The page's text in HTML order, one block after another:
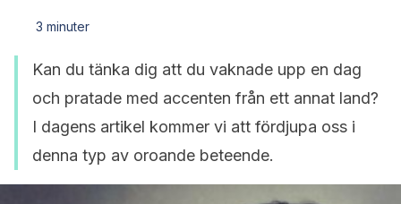
3 minuter
Kan du tänka dig att du vaknade upp en dag
och pratade med accenten från ett annat land?
I dagens artikel kommer vi att fördjupa oss i
denna typ av oroande beteende.